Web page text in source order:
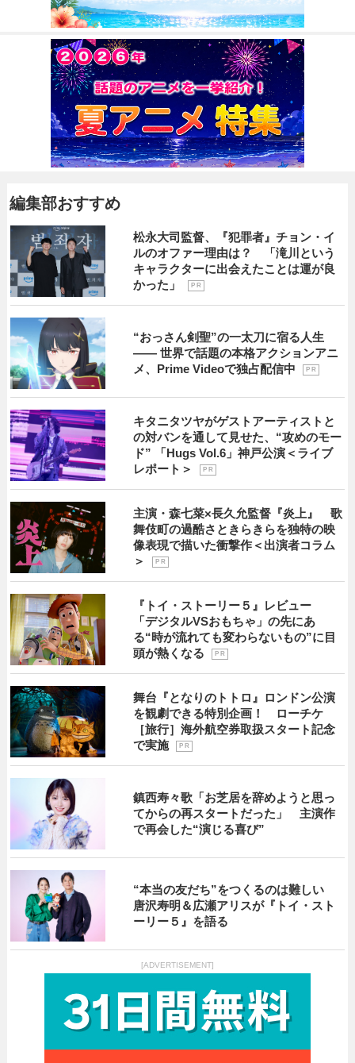
編集部おすすめ
松永大司監督、『犯罪者』チョン・イ
ルのオファー理由は？ 「滝川という
キャラクターに出会えたことは運が良
かった」
P R
“おっさん剣聖”の一太刀に宿る人生
―― 世界で話題の本格アクションアニ
メ、Prime Videoで独占配信中
P R
キタニタツヤがゲストアーティストと
の対バンを通して見せた、“攻めのモー
ド” 「Hugs Vol.6」神戸公演＜ライブ
レポート＞
P R
主演・森七菜×長久允監督『炎上』 歌
舞伎町の過酷さときらきらを独特の映
像表現で描いた衝撃作＜出演者コラム
＞
P R
『トイ・ストーリー５』レビュー
「デジタルVSおもちゃ」の先にあ
る“時が流れても変わらないもの”に目
頭が熱くなる
P R
舞台『となりのトトロ』ロンドン公演
を観劇できる特別企画！ ローチケ
［旅行］海外航空券取扱スタート記念
で実施
P R
鎮西寿々歌「お芝居を辞めようと思っ
てからの再スタートだった」 主演作
で再会した“演じる喜び”
“本当の友だち”をつくるのは難しい
唐沢寿明＆広瀬アリスが『トイ・スト
ーリー５』を語る
[ADVERTISEMENT]